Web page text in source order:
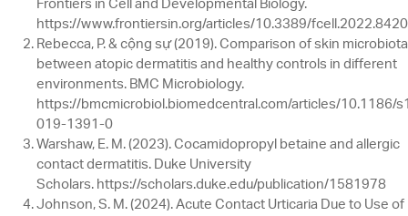
Frontiers in Cell and Developmental Biology.
https://www.frontiersin.org/articles/10.3389/
Rebecca, P. & cộng sự (2019). Comparison of skin microbiota
between atopic dermatitis and healthy controls in different
environments. BMC Microbiology.
https://bmcmicrobiol.biomedcentral.com/articles/10.1186/
019-1391-0
Warshaw, E. M. (2023). Cocamidopropyl betaine and allergic
contact dermatitis. Duke University
Scholars. https://scholars.duke.edu/publication/1581978
Johnson, S. M. (2024). Acute Contact Urticaria Due to Use of